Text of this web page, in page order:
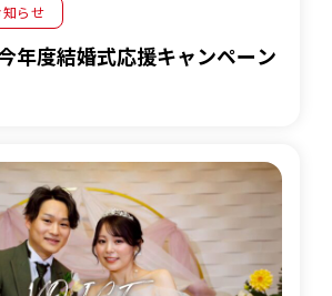
知らせ
年度結婚式応援キャンペーン